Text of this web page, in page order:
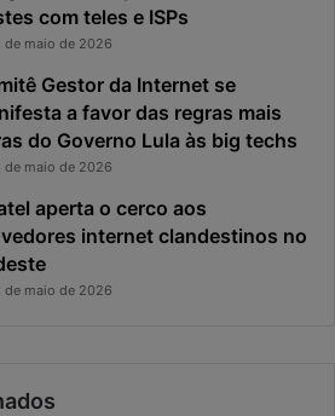
com teles e ISPs
de maio de 2026
Gestor da Internet se
a favor das regras mais
do Governo Lula às big techs
de maio de 2026
aperta o cerco aos
internet clandestinos no
de maio de 2026